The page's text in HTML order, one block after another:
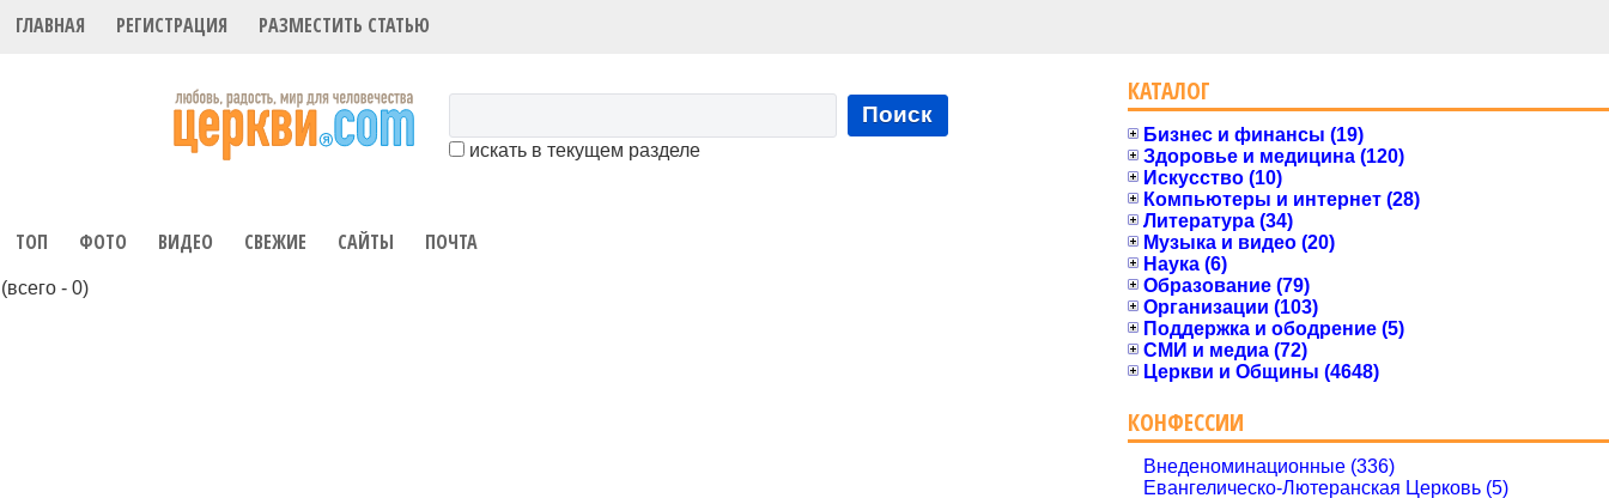
ГЛАВНАЯ РЕГИСТРАЦИЯ РАЗМЕСТИТЬ СТАТЬЮ
Поиск
искать в текущем разделе
ТОП ФОТО ВИДЕО СВЕЖИЕ САЙТЫ ПОЧТА
(всего - 0)
КАТАЛОГ
Бизнес и финансы (19)
Здоровье и медицина (120)
Искусство (10)
Компьютеры и интернет (28)
Литература (34)
Музыка и видео (20)
Наука (6)
Образование (79)
Организации (103)
Поддержка и ободрение (5)
СМИ и медиа (72)
Церкви и Общины (4648)
КОНФЕССИИ
Внеденоминационные (336)
Евангелическо-Лютеранская Церковь (5)